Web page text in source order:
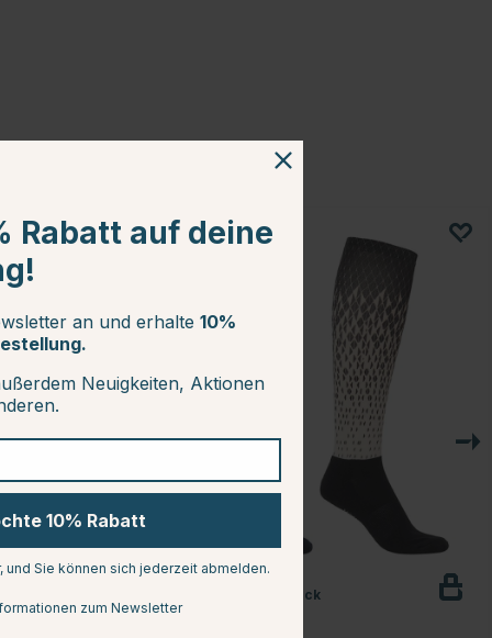
MOUNTAIN HORSE
Reitsocken Dime 2er-Pack
Rabatt auf deine
an und erhalte 10%
Neuigkeiten, Aktionen
10% Rabatt
Sie können sich jederzeit abmelden.
zum Newsletter